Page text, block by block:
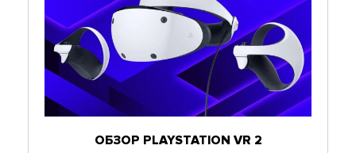
ОБЗОР PLAYSTATION VR 2